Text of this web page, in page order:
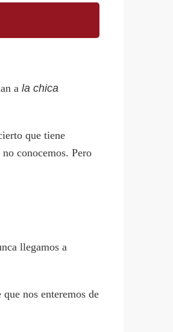
ala chica
que tiene
conocemos. Pero
llegamos a
nos enteremos de